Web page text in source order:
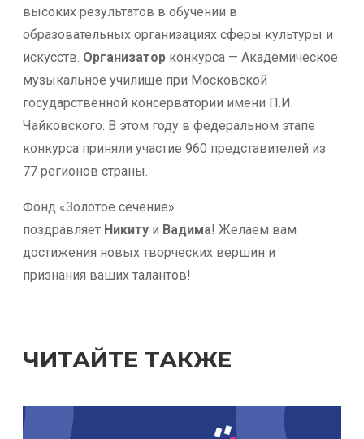
высоких результатов в обучении в
образовательных организациях сферы культуры и
искусств. Организатор конкурса — Академическое
музыкальное училище при Московской
государственной консерватории имени П.И.
Чайковского. В этом году в федеральном этапе
конкурса приняли участие 960 представителей из
77 регионов страны.
Фонд «Золотое сечение»
поздравляет Никиту и Вадима! Желаем вам
достижения новых творческих вершин и
признания ваших талантов!
ЧИТАЙТЕ ТАКЖЕ